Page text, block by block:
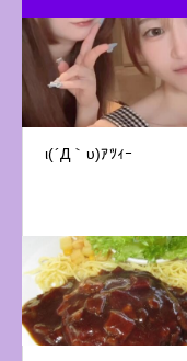
ι(´Д｀υ)ｱﾂｨｰ